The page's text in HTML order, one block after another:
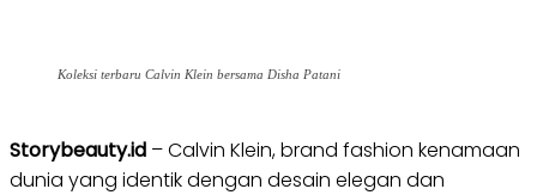
Koleksi terbaru Calvin Klein bersama Disha Patani
Storybeauty.id – Calvin Klein, brand fashion kenamaan
dunia yang identik dengan desain elegan dan